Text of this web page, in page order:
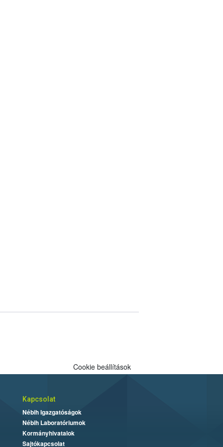
Cookie beállítások
Kapcsolat
Nébih Igazgatóságok
Nébih Laboratóriumok
Kormányhivatalok
Sajtókapcsolat